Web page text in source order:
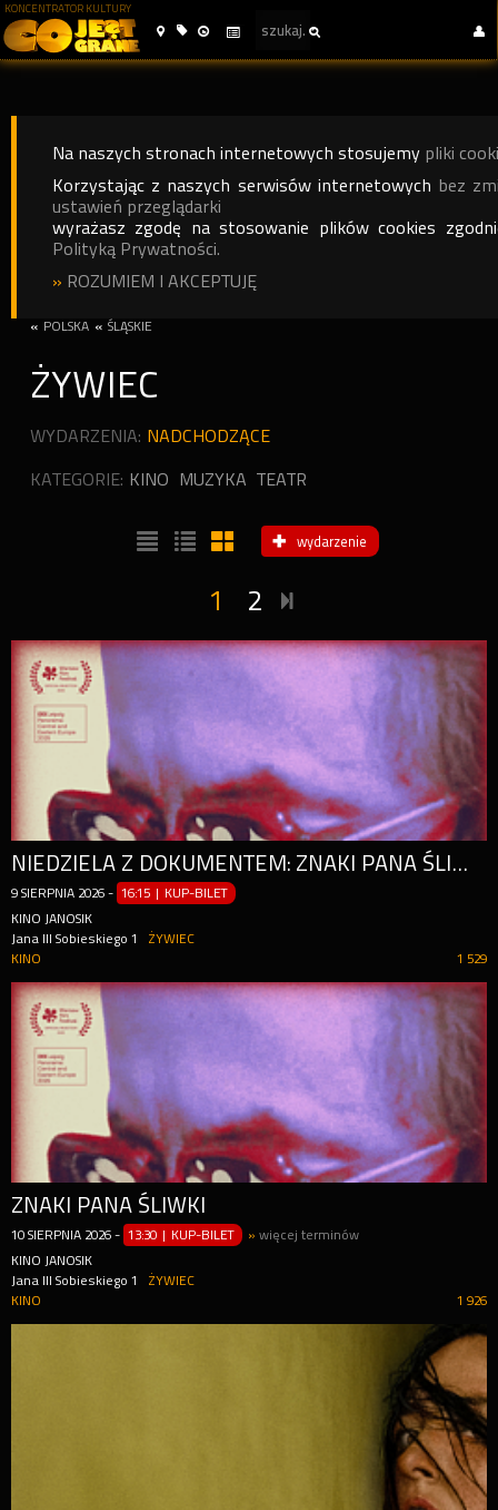
KONCENTRATOR KULTURY
Na naszych stronach internetowych stosujemy pliki
Korzystając z naszych serwisów internetowych bez
ustawień przeglądarki
wyrażasz zgodę na stosowanie plików cookies
Polityką Prywatności.
» ROZUMIEM I AKCEPTUJĘ
« POLSKA « ŚLĄSKIE
ŻYWIEC
WYDARZENIA: NADCHODZĄCE
KATEGORIE: KINO MUZYKA TEATR
wydarzenie
1 2
NIEDZIELA Z DOKUMENTEM: ZNAKI PANA ŚLIWKI
9 SIERPNIA 2026 - 16:15 | KUP-BILET
KINO JANOSIK
Jana III Sobieskiego 1
ŻYWIEC
1 529
KINO
ZNAKI PANA ŚLIWKI
10 SIERPNIA 2026 - 13:30 | KUP-BILET »więcej terminów
KINO JANOSIK
Jana III Sobieskiego 1
ŻYWIEC
1 926
KINO